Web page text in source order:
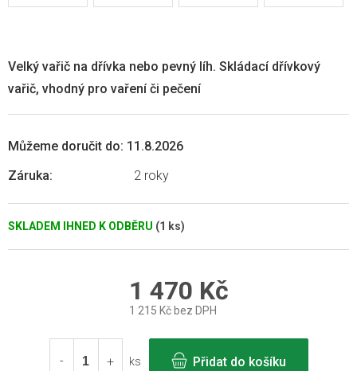
SKLADEM IHNED K ODBĚRU (1 ks)
Můžeme doručit do: 11.8.2026
Záruka: 2 roky
Velký vařič na dřívka nebo pevný líh. Skládací dřívkový
vařič, vhodný pro vaření či pečení
1 470 Kč
1 215 Kč bez DPH
cena:
ks
Přidat do košíku